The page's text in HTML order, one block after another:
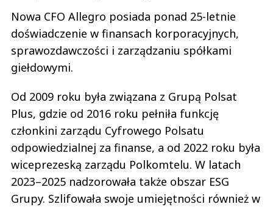
Nowa CFO Allegro posiada ponad 25-letnie
doświadczenie w finansach korporacyjnych,
sprawozdawczości i zarządzaniu spółkami
giełdowymi.
Od 2009 roku była związana z Grupą Polsat
Plus, gdzie od 2016 roku pełniła funkcję
członkini zarządu Cyfrowego Polsatu
odpowiedzialnej za finanse, a od 2022 roku była
wiceprezeską zarządu Polkomtelu. W latach
2023–2025 nadzorowała także obszar ESG
Grupy. Szlifowała swoje umiejętności również w